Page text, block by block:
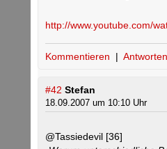
http://www.youtube.com/
Kommentieren | Antworten
#42 Stefan
18.09.2007 um 10:10 Uhr
@Tassiedevil [36]